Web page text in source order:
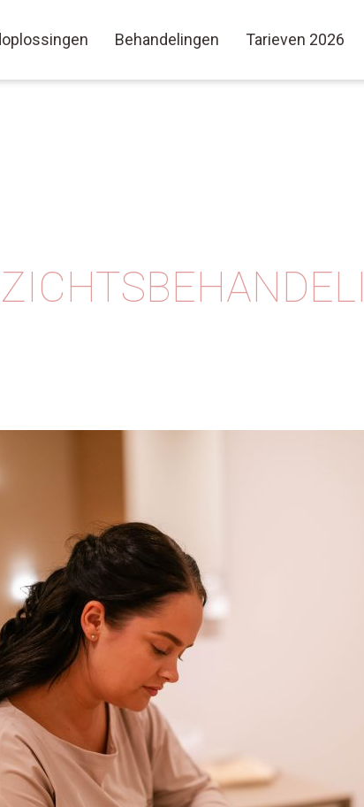
Behandelingen Tarieven 2026